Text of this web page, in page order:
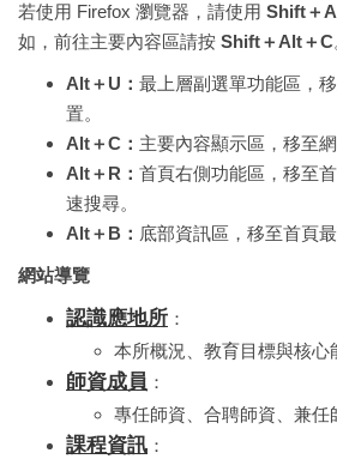
若使用 Firefox 瀏覽器，請使用 Shift＋
如，前往主要內容區請按 Shift＋Alt＋C
Alt＋U： 最上層副選單功能區，
置。
Alt＋C： 主要內容顯示區，移至
Alt＋R： 首頁右側功能區，移至
速搜尋。
Alt＋B： 底部資訊區，移至首頁
網站導覽
認識應地所 ：
本所概況、教育目標與核心
師資成員 ：
專任師資、合聘師資、兼任
課程資訊 ：